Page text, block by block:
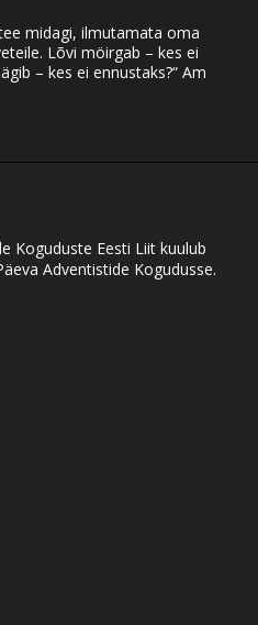
midagi, ilmutamata oma
Lõvi möirgab – kes ei
– kes ei ennustaks?“ Am
Koguduste Eesti Liit kuulub
Adventistide Kogudusse.